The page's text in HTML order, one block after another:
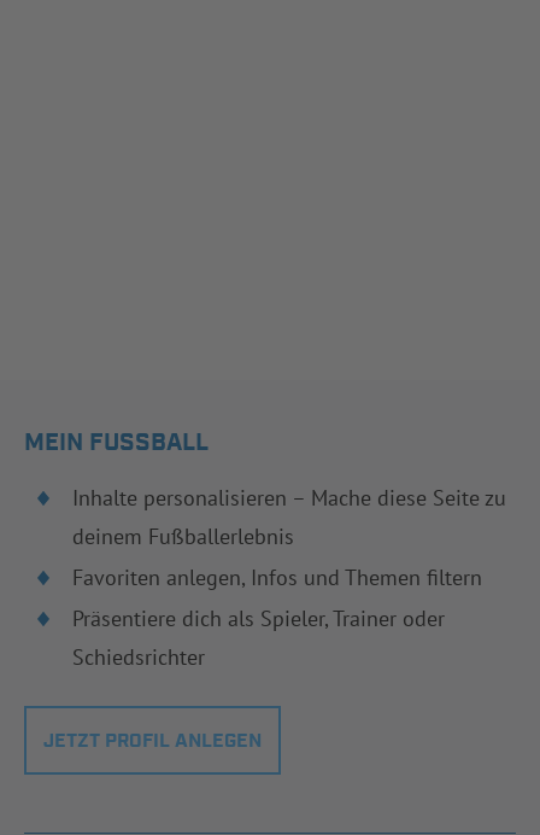
MEIN FUSSBALL
Inhalte personalisieren – Mache diese Seite zu
deinem Fußballerlebnis
Favoriten anlegen, Infos und Themen filtern
Präsentiere dich als Spieler, Trainer oder
Schiedsrichter
JETZT PROFIL ANLEGEN